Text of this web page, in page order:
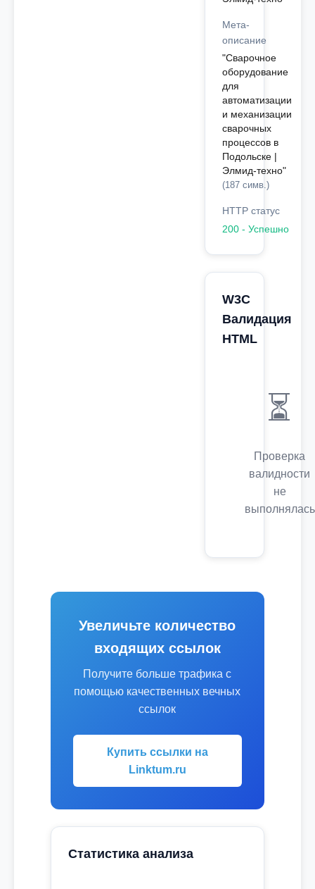
Мета-
описание
"Сварочное
оборудование
для
автоматизации
и механизации
сварочных
процессов в
Подольске |
Элмид-техно"
(187 симв.)
HTTP статус
200 - Успешно
W3C
Валидация
HTML
⏳
Проверка
валидности
не
выполнялась
Увеличьте количество
входящих ссылок
Получите больше трафика с
помощью качественных вечных
ссылок
Купить ссылки на
Linktum.ru
Статистика анализа